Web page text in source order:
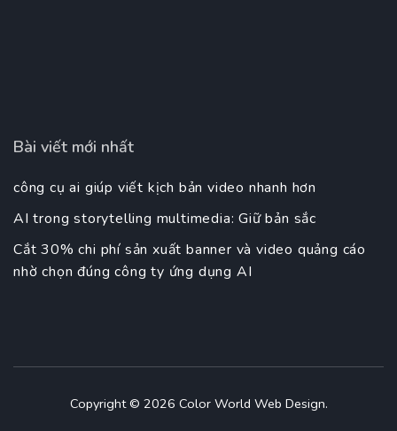
Bài viết mới nhất
công cụ ai giúp viết kịch bản video nhanh hơn
AI trong storytelling multimedia: Giữ bản sắc
Cắt 30% chi phí sản xuất banner và video quảng cáo
nhờ chọn đúng công ty ứng dụng AI
Copyright © 2026 Color World Web Design.